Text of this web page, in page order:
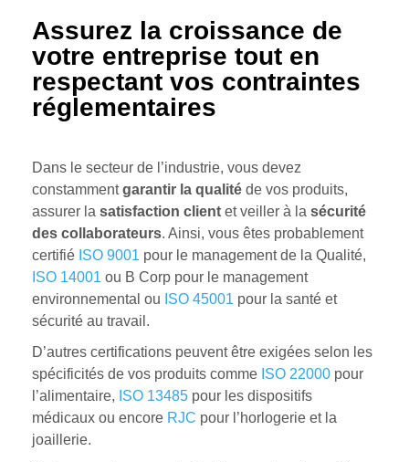
Assurez la croissance de
votre entreprise tout en
respectant vos contraintes
réglementaires
Dans le secteur de l’industrie, vous devez
constammentgarantir la qualité de vos produits,
assurer la satisfaction client et veiller à la sécurité
des collaborateurs. Ainsi, vous êtes probablement
certifié ISO 9001 pour le management de la Qualité,
ISO 14001 ou B Corp pour le management
environnemental ou ISO 45001 pour la santé et
sécurité au travail.
D’autres certifications peuvent être exigées selon les
spécificités de vos produits comme ISO 22000 pour
l’alimentaire, ISO 13485 pour les dispositifs
médicaux ou encore RJC pour l’horlogerie et la
joaillerie.